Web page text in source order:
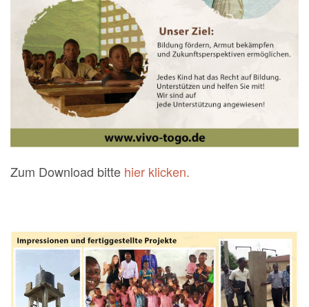
Zum Download bitte hier klicken.